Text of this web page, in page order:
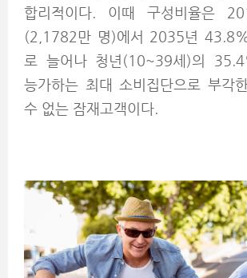
합리적이다. 이때 구성비율은
(2,1782만 명)에서 2035년
로 늘어나 청년(10~39세)의
능가하는 최대 소비집단으로 부각
수 없는 잠재고객이다.